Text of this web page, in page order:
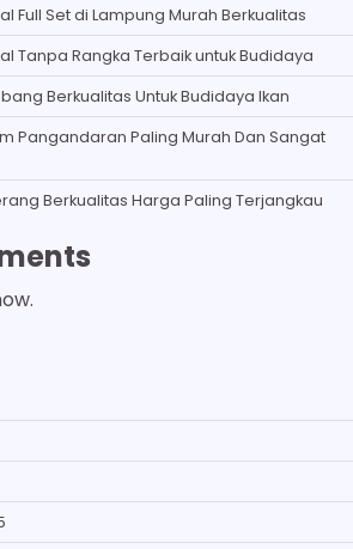
Full Set di Lampung Murah Berkualitas
Tanpa Rangka Terbaik untuk Budidaya
Berkualitas Untuk Budidaya Ikan
Pangandaran Paling Murah Dan Sangat
Berkualitas Harga Paling Terjangkau